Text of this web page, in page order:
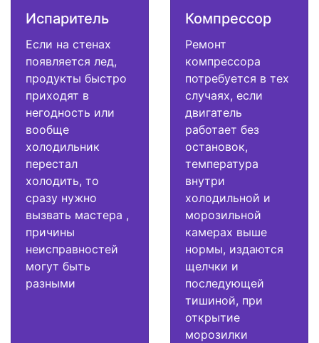
Испаритель
Если на стенах
появляется лед,
продукты быстро
приходят в
негодность или
вообще
холодильник
перестал
холодить, то
сразу нужно
вызвать мастера ,
причины
неисправностей
могут быть
разными
Компрессор
Ремонт
компрессора
потребуется в тех
случаях, если
двигатель
работает без
остановок,
температура
внутри
холодильной и
морозильной
камерах выше
нормы, издаются
щелчки и
последующей
тишиной, при
открытие
морозилки